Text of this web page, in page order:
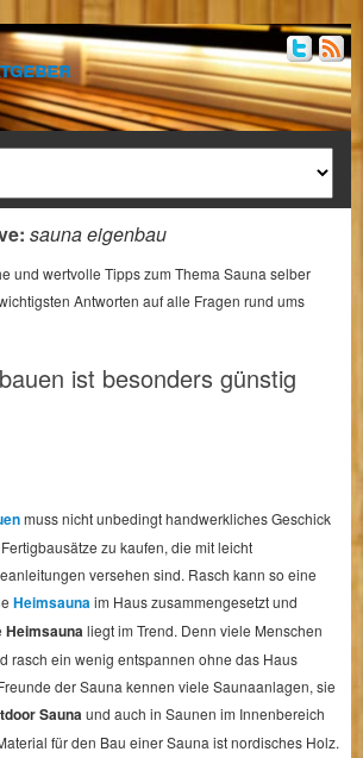
sauna eigenbau
und wertvolle Tipps zum Thema Sauna selber
Antworten auf alle Fragen rund ums
ist besonders günstig
muss nicht unbedingt handwerkliches Geschick
zu kaufen, die mit leicht
versehen sind. Rasch kann so eine
Heimsauna im Haus zusammengesetzt und
Heimsauna liegt im Trend. Denn viele Menschen
rasch ein wenig entspannen ohne das Haus
der Sauna kennen viele Saunaanlagen, sie
Sauna und auch in Saunen im Innenbereich
für den Bau einer Sauna ist nordisches Holz.